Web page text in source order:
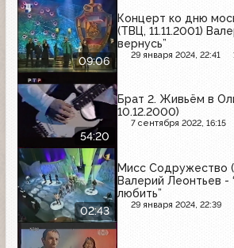
09:06
Концерт ко дню
(ТВЦ, 11.11.2001)
вернусь”
29 января 2024, 22:41
54:20
Брат 2. Живьём в
10.12.2000)
7 сентября 2022, 16:15
02:43
Мисс Содружество
Валерий Леонтьев -
любить”
29 января 2024, 22:39